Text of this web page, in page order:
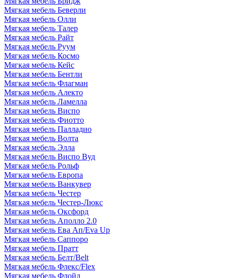
Мягкая мебель Беверли
Мягкая мебель Олли
Мягкая мебель Талер
Мягкая мебель Райт
Мягкая мебель Руум
Мягкая мебель Космо
Мягкая мебель Кейс
Мягкая мебель Бентли
Мягкая мебель Флагман
Мягкая мебель Алекто
Мягкая мебель Ламелла
Мягкая мебель Виспо
Мягкая мебель Фиотто
Мягкая мебель Палладио
Мягкая мебель Волта
Мягкая мебель Элла
Мягкая мебель Виспо Вуд
Мягкая мебель Рольф
Мягкая мебель Европа
Мягкая мебель Ванкувер
Мягкая мебель Честер
Мягкая мебель Честер-Люкс
Мягкая мебель Оксфорд
Мягкая мебель Аполло 2.0
Мягкая мебель Ева Ап/Eva Up
Мягкая мебель Саппоро
Мягкая мебель Пратт
Мягкая мебель Белт/Belt
Мягкая мебель Флекс/Flex
Мягкая мебель Флойд